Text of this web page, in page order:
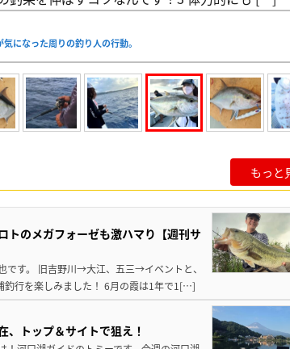
になった周りの釣り人の行動。
もっと
トのメガフォーゼも激ハマり【週刊サ
す。 旧吉野川→大江、五三→イベントと、
釣行を楽しみました！ 6月の霞は1年で1[…]
、トップ＆サイトで狙え！